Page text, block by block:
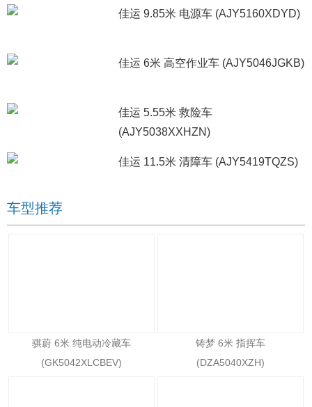
佳运 9.85米 电源车 (AJY5160XDYD)
佳运 6米 高空作业车 (AJY5046JGKB)
佳运 5.55米 救险车
(AJY5038XXHZN)
佳运 11.5米 清障车 (AJY5419TQZS)
车型推荐
骐蔚 6米 纯电动冷藏车
(GK5042XLCBEV)
铸梦 6米 指挥车
(DZA5040XZH)